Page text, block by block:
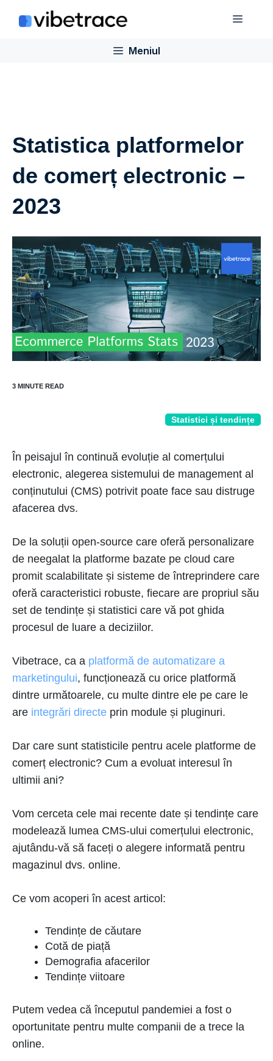
Meniul
Statistica platformelor
de comerț electronic –
2023
Statistici și tendințe
În peisajul în continuă evoluție al comerțului
electronic, alegerea sistemului de management al
conținutului (CMS) potrivit poate face sau distruge
afacerea dvs.
De la soluții open-source care oferă personalizare
de neegalat la platforme bazate pe cloud care
promit scalabilitate și sisteme de întreprindere care
oferă caracteristici robuste, fiecare are propriul său
set de tendințe și statistici care vă pot ghida
procesul de luare a deciziilor.
Vibetrace, ca a platformă de automatizare a
marketingului, funcționează cu orice platformă
dintre următoarele, cu multe dintre ele pe care le
are integrări directe prin module și pluginuri.
Dar care sunt statisticile pentru acele platforme de
comerț electronic? Cum a evoluat interesul în
ultimii ani?
Vom cerceta cele mai recente date și tendințe care
modelează lumea CMS-ului comerțului electronic,
ajutându-vă să faceți o alegere informată pentru
magazinul dvs. online.
Ce vom acoperi în acest articol:
Tendințe de căutare
Cotă de piață
Demografia afacerilor
Tendințe viitoare
Putem vedea că începutul pandemiei a fost o
oportunitate pentru multe companii de a trece la
online.